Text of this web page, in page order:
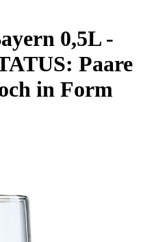
0,5L -
Paare
in Form